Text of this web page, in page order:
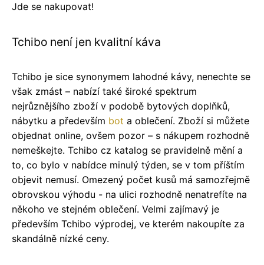
Jde se nakupovat!
Tchibo není jen kvalitní káva
Tchibo je sice synonymem lahodné kávy, nenechte se
však zmást – nabízí také široké spektrum
nejrůznějšího zboží v podobě bytových doplňků,
nábytku a především bot a oblečení. Zboží si můžete
objednat online, ovšem pozor – s nákupem rozhodně
nemeškejte. Tchibo cz katalog se pravidelně mění a
to, co bylo v nabídce minulý týden, se v tom příštím
objevit nemusí. Omezený počet kusů má samozřejmě
obrovskou výhodu - na ulici rozhodně nenatrefíte na
někoho ve stejném oblečení. Velmi zajímavý je
především Tchibo výprodej, ve kterém nakoupíte za
skandálně nízké ceny.